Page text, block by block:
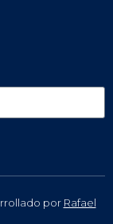
por Rafael